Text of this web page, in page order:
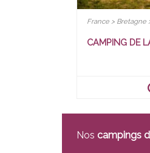
France > Bretagne
CAMPING DE
Nos campings